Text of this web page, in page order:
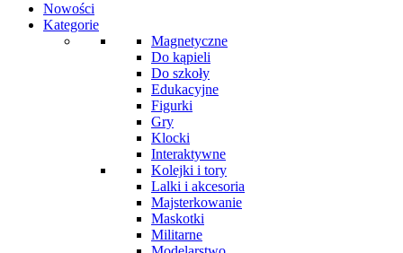
Nowości
Kategorie
Magnetyczne
Do kąpieli
Do szkoły
Edukacyjne
Figurki
Gry
Klocki
Interaktywne
Kolejki i tory
Lalki i akcesoria
Majsterkowanie
Maskotki
Militarne